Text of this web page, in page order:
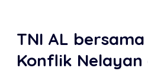
TNI AL
Konflik